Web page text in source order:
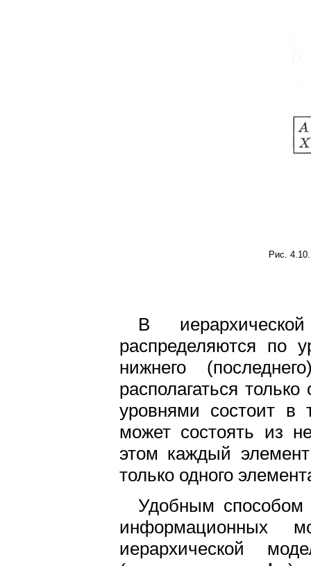
Рис.
В
распределяются по
нижнего
располагаться
уровнями состоит в
может состоять из
этом каждый
только одного
Удобным способом
информационных
иерархической